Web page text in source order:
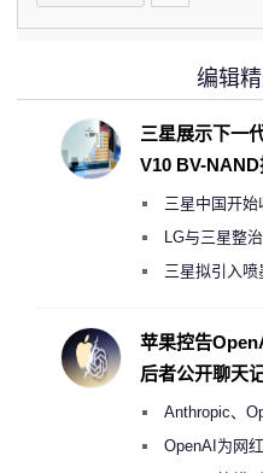
编辑
三星展示下一
V10 BV-
三星中国开
月销售额不达标
LG与三星整
偷偷共享带宽的
三星拟引入
度
苹果控告
后者公开聊天
Anthropic、
《人工智能法案
OpenAI为网